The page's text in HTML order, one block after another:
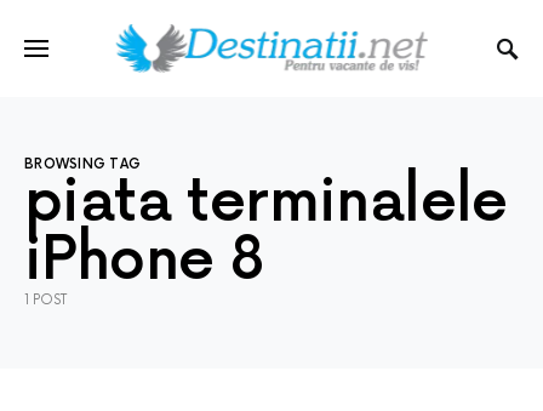
BROWSING TAG
piata terminalele
iPhone 8
1 POST